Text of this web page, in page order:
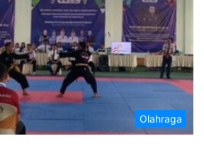
Olahraga